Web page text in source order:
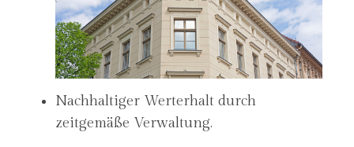
Nachhaltiger Werterhalt durch
zeitgemäße Verwaltung.